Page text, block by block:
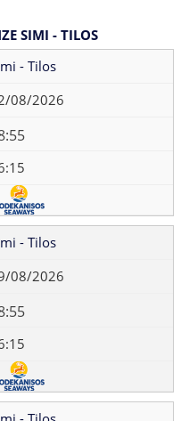
SIMI - TILOS
- Tilos
08/2026
- Tilos
08/2026